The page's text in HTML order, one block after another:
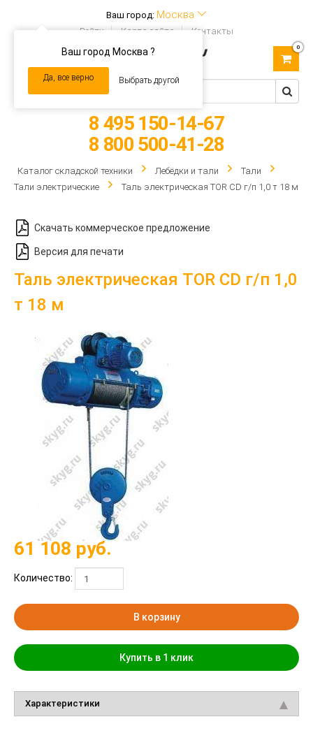
Ваш город: Москва
Ваш город Москва ?
Да, все верно Выбрать другой
Войти Карта сайта Контакты
navigation
0
8 495 150-14-67
8 800 500-41-28
Каталог складской техники Лебёдки и тали
Тали
Тали электрические
Таль электрическая TOR CD г/п 1,0 т 18 м
Скачать коммерческое предложение
Версия для печати
Таль электрическая TOR CD г/п 1,0
т 18 м
61 108 руб.
Количество:
В корзину
Купить в 1 клик
Характеристики